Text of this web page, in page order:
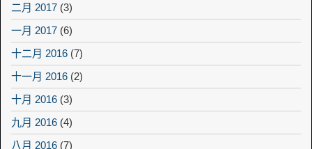
二月 2017 (3)
一月 2017 (6)
十二月 2016 (7)
十一月 2016 (2)
十月 2016 (3)
九月 2016 (4)
八月 2016 (7)